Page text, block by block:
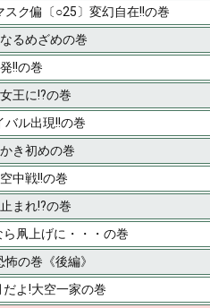
スク偏〔○25〕変幻自在!!の巻
るめざめの巻
!!の巻
王に!?の巻
バル出現!!の巻
き初めの巻
中戦!!の巻
まれ!?の巻
凧上げに・・・の巻
の巻《後編》
よ!大空一家の巻